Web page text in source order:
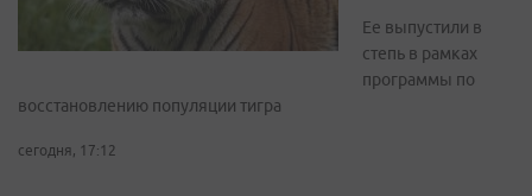
Ее выпустили в
степь в рамках
программы по
восстановлению популяции тигра
сегодня, 17:12